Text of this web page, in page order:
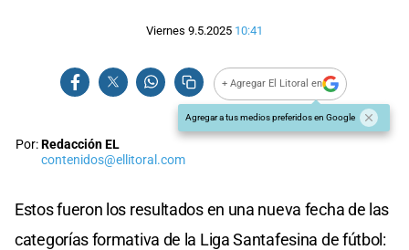
Viernes 9.5.2025 10:41
+ Agregar El Litoral en
Agregar a tus medios preferidos en Google
Por:Redacción EL
contenidos@ellitoral.com
Estos fueron los resultados en una nueva fecha de las
categorías formativa de la Liga Santafesina de fútbol: